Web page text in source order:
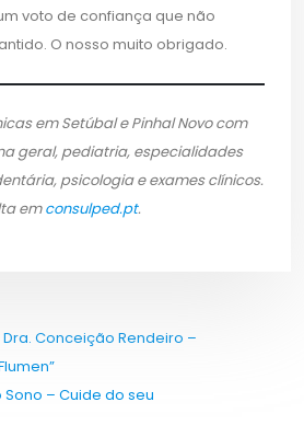
voto de confiança que não
O nosso muito obrigado.
em Setúbal e Pinhal Novo com
geral, pediatria, especialidades
psicologia e exames clínicos.
emconsulped.pt.
Conceição Rendeiro –
Sono – Cuide do seu